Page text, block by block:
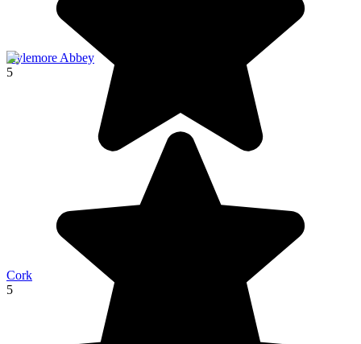
Kylemore Abbey
5
Cork
5